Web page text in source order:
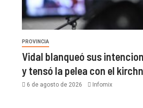
PROVINCIA
Vidal blanqueó sus
y tensó la pelea con el
6 de agosto de 2026 Infomix